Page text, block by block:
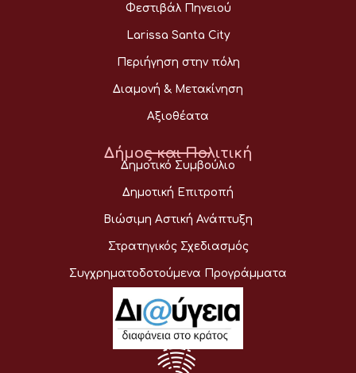
Φεστιβάλ Πηνειού
Larissa Santa City
Περιήγηση στην πόλη
Διαμονή & Μετακίνηση
Αξιοθέατα
Δήμος και Πολιτική
Δημοτικό Συμβούλιο
Δημοτική Επιτροπή
Βιώσιμη Αστική Ανάπτυξη
Στρατηγικός Σχεδιασμός
Συγχρηματοδοτούμενα Προγράμματα